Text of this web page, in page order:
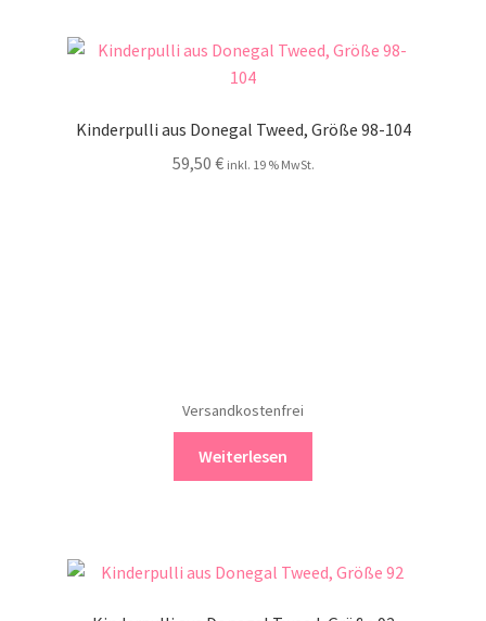
Kinderpulli aus Donegal Tweed, Größe 98-104
59,50 € inkl. 19 % MwSt.
Versandkostenfrei
Weiterlesen